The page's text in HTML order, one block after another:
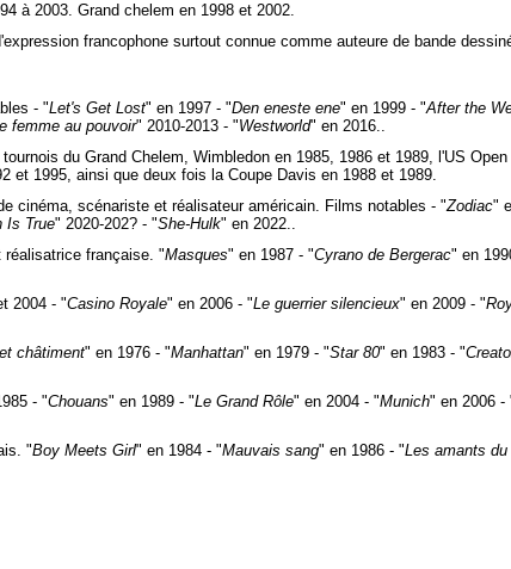
à 2003. Grand chelem en 1998 et 2002.
francophone surtout connue comme auteure de bande
- "Let's Get Lost" en 1997 - "Den eneste ene" en 1999 - "After the
femme au pouvoir" 2010-2013 - "Westworld" en 2016..
du Grand Chelem, Wimbledon en 1985, 1986 et 1989, l'US
et 1995, ainsi que deux fois la Coupe Davis en 1988 et 1989.
cinéma, scénariste et réalisateur américain. Films notables - "Zodiac"
Is True" 2020-202? - "She-Hulk" en 2022..
française. "Masques" en 1987 - "Cyrano de Bergerac" en
2004 - "Casino Royale" en 2006 - "Le guerrier silencieux" en 2009 - "
châtiment" en 1976 - "Manhattan" en 1979 - "Star 80" en 1983 - "
- "Chouans" en 1989 - "Le Grand Rôle" en 2004 - "Munich" en 2006 -
"Boy Meets Girl" en 1984 - "Mauvais sang" en 1986 - "Les amants